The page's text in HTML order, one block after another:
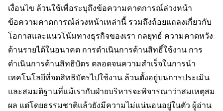
เงื่อนไข ล้วนใช้เพื่อระบุถึงข้อความคาดการณ์ล่วงหน้า
ข้อความคาดการณ์ล่วงหน้าเหล่านี้ รวมถึงถ้อยแถลงเกี่ยวกับ
โอกาสและแนวโน้มทางธุรกิจของเรา กลยุทธ์ ความคาดหวัง
ด้านรายได้ในอนาคต การดำเนินการด้านสิทธิ์ใช้งาน การ
ดำเนินการด้านสิทธิบัตร ตลอดจนความสำเร็จในการนำ
เทคโนโลยีที่จดสิทธิบัตรไปใช้งาน ล้วนตั้งอยู่บนการประเมิน
และสมมติฐานที่แม้เรากับฝ่ายบริหารจะพิจารณาว่าสมเหตุสม
ผล แต่โดยธรรมชาติแล้วยังมีความไม่แน่นอนอยู่ในตัว ผู้อ่าน